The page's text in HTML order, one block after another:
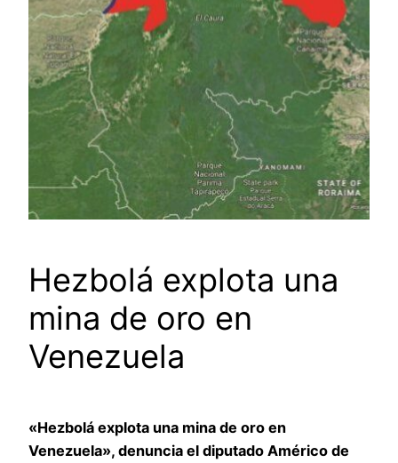
Hezbolá explota una
mina de oro en
Venezuela
«Hezbolá explota una mina de oro en
Venezuela», denuncia el diputado Américo de